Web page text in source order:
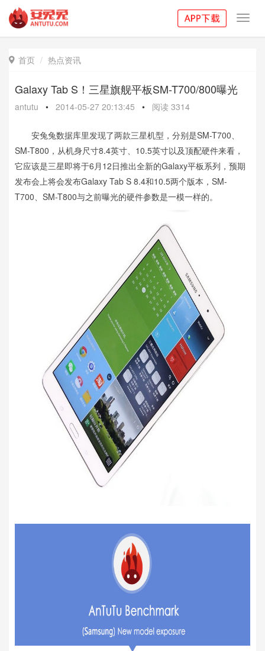
 首页 热点资讯
Galaxy Tab S！三星旗舰平板SM-T700/800曝光
antutu • 2014-05-27 20:13:45 • 阅读 3314
安兔兔数据库里发现了两款三星机型，分别是SM-T700、
SM-T800，从机身尺寸8.4英寸、10.5英寸以及顶配硬件来看，
它应该是三星即将于6月12日推出全新的Galaxy平板系列，预期
发布会上将会发布Galaxy Tab S 8.4和10.5两个版本，SM-
T700、SM-T800与之前曝光的硬件参数是一模一样的。